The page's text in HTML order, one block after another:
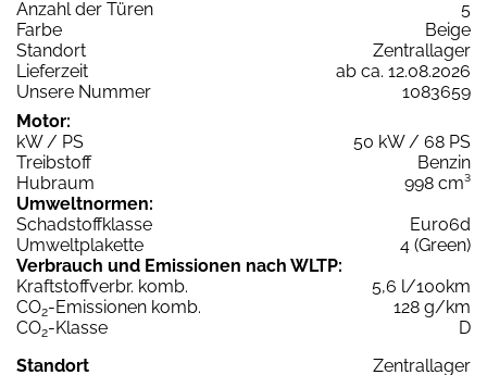
Anzahl der Türen
5
Farbe
Beige
Standort
Zentrallager
Lieferzeit
ab ca. 12.08.2026
Unsere Nummer
1083659
Motor:
kW / PS
50 kW / 68 PS
Treibstoff
Benzin
Hubraum
998 cm³
Umweltnormen:
Schadstoffklasse
Euro6d
Umweltplakette
4 (Green)
Verbrauch und Emissionen nach WLTP:
Kraftstoffverbr. komb.
5,6 l/100km
CO2-Emissionen komb.
128 g/km
CO2-Klasse
D
Standort
Zentrallager